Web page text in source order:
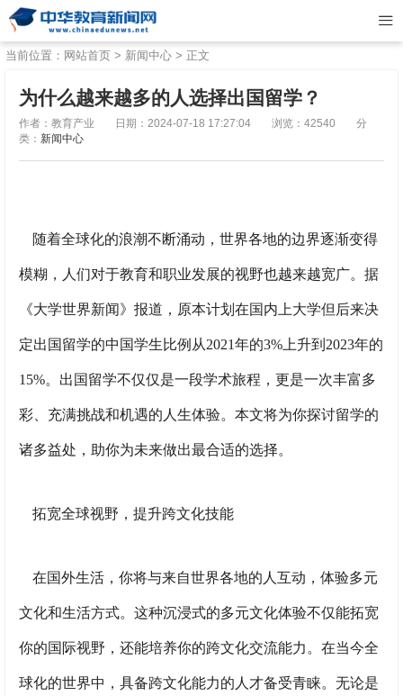
当前位置： 网站首页 > 新闻中心 > 正文
为什么越来越多的人选择出国留学？
作者：教育产业 日期：2024-07-18 17:27:04 浏览：42540
分
类： 新闻中心
随着全球化的浪潮不断涌动，世界各地的边界逐渐变得
模糊，人们对于教育和职业发展的视野也越来越宽广。据
《大学世界新闻》报道，原本计划在国内上大学但后来决
定出国留学的中国学生比例从2021年的3%上升到2023年的
15%。出国留学不仅仅是一段学术旅程，更是一次丰富多
彩、充满挑战和机遇的人生体验。本文将为你探讨留学的
诸多益处，助你为未来做出最合适的选择。
拓宽全球视野，提升跨文化技能
在国外生活，你将与来自世界各地的人互动，体验多元
文化和生活方式。这种沉浸式的多元文化体验不仅能拓宽
你的国际视野，还能培养你的跨文化交流能力。在当今全
球化的世界中，具备跨文化能力的人才备受青睐。无论是